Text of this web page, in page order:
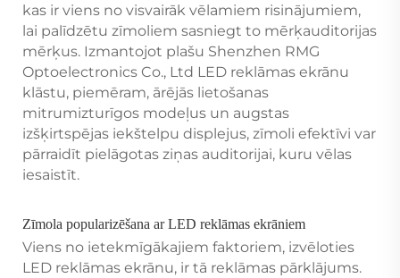
kas ir viens no visvairāk vēlamiem risinājumiem,
lai palīdzētu zīmoliem sasniegt to mērķauditorijas
mērķus. Izmantojot plašu Shenzhen RMG
Optoelectronics Co., Ltd LED reklāmas ekrānu
klāstu, piemēram, ārējās lietošanas
mitrumizturīgos modeļus un augstas
izšķirtspējas iekštelpu displejus, zīmoli efektīvi var
pārraidīt pielāgotas ziņas auditorijai, kuru vēlas
iesaistīt.
Zīmola popularizēšana ar LED reklāmas ekrāniem
Viens no ietekmīgākajiem faktoriem, izvēloties
LED reklāmas ekrānu, ir tā reklāmas pārklājums.